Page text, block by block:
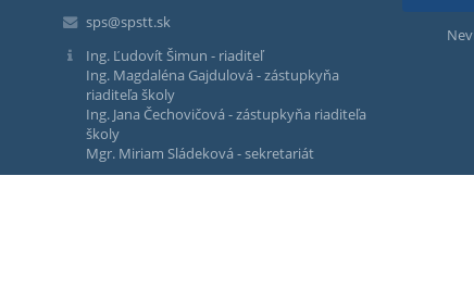
sps@spstt.sk
Ing. Ľudovít Šimun - riaditeľ
Ing. Magdaléna Gajdulová - zástupkyňa
riaditeľa školy
Ing. Jana Čechovičová - zástupkyňa riaditeľa
školy
Mgr. Miriam Sládeková - sekretariát